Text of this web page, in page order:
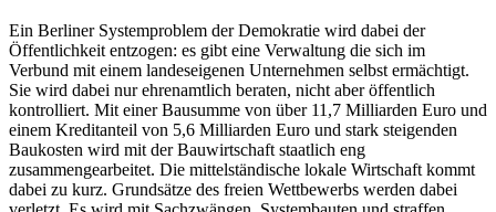
Ein Berliner Systemproblem der Demokratie wird dabei der
Öffentlichkeit entzogen: es gibt eine Verwaltung die sich im
Verbund mit einem landeseigenen Unternehmen selbst ermächtigt.
Sie wird dabei nur ehrenamtlich beraten, nicht aber öffentlich
kontrolliert. Mit einer Bausumme von über 11,7 Milliarden Euro und
einem Kreditanteil von 5,6 Milliarden Euro und stark steigenden
Baukosten wird mit der Bauwirtschaft staatlich eng
zusammengearbeitet. Die mittelständische lokale Wirtschaft kommt
dabei zu kurz. Grundsätze des freien Wettbewerbs werden dabei